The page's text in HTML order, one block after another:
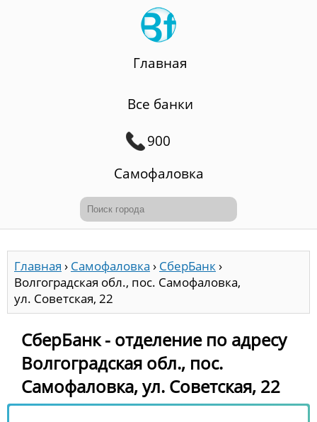
Главная
Все банки
900
Самофаловка
Главная › Самофаловка › СберБанк›
Волгоградская обл., пос. Самофаловка,
ул. Советская, 22
СберБанк - отделение по адресу
Волгоградская обл., пос.
Самофаловка, ул. Советская, 22